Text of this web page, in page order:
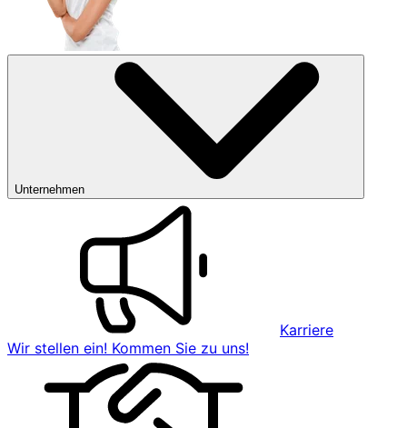
Unternehmen
Karriere
Wir stellen ein! Kommen Sie zu uns!